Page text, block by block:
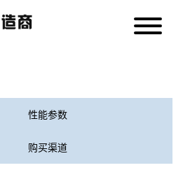
性能参数
购买渠道